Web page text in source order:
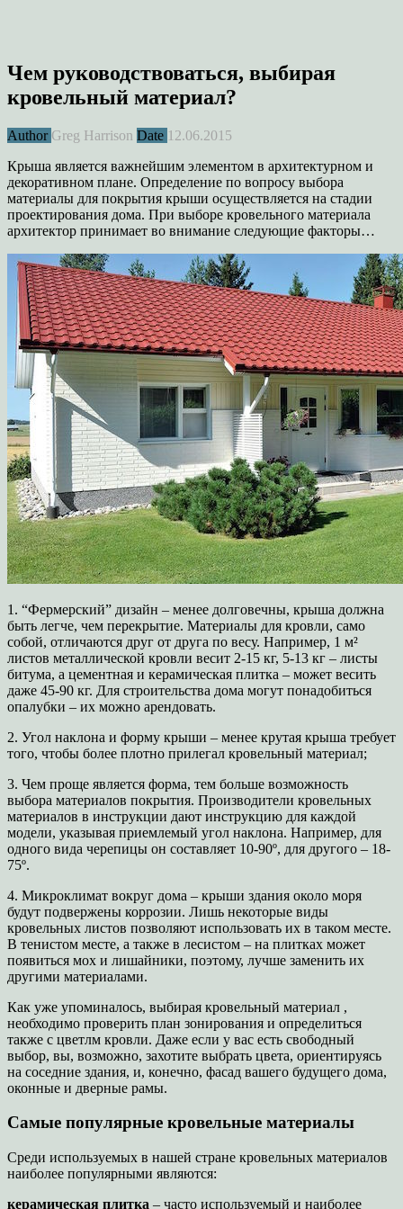
Чем руководствоваться, выбирая
кровельный материал?
Author Greg Harrison Date 12.06.2015
Крыша является важнейшим элементом в архитектурном и
декоративном плане. Определение по вопросу выбора
материалы для покрытия крыши осуществляется на стадии
проектирования дома. При выборе кровельного материала
архитектор принимает во внимание следующие факторы…
1. “Фермерский” дизайн – менее долговечны, крыша должна
быть легче, чем перекрытие. Материалы для кровли, само
собой, отличаются друг от друга по весу. Например, 1 м²
листов металлической кровли весит 2-15 кг, 5-13 кг – листы
битума, а цементная и керамическая плитка – может весить
даже 45-90 кг. Для строительства дома могут понадобиться
опалубки – их можно арендовать.
2. Угол наклона и форму крыши – менее крутая крыша требует
того, чтобы более плотно прилегал кровельный материал;
3. Чем проще является форма, тем больше возможность
выбора материалов покрытия. Производители кровельных
материалов в инструкции дают инструкцию для каждой
модели, указывая приемлемый угол наклона. Например, для
одного вида черепицы он составляет 10-90º, для другого – 18-
75º.
4. Микроклимат вокруг дома – крыши здания около моря
будут подвержены коррозии. Лишь некоторые виды
кровельных листов позволяют использовать их в таком месте.
В тенистом месте, а также в лесистом – на плитках может
появиться мох и лишайники, поэтому, лучше заменить их
другими материалами.
Как уже упоминалось, выбирая кровельный материал ,
необходимо проверить план зонирования и определиться
также с цветлм кровли. Даже если у вас есть свободный
выбор, вы, возможно, захотите выбрать цвета, ориентируясь
на соседние здания, и, конечно, фасад вашего будущего дома,
оконные и дверные рамы.
Самые популярные кровельные материалы
Среди используемых в нашей стране кровельных материалов
наиболее популярными являются:
керамическая плитка – часто используемый и наиболее